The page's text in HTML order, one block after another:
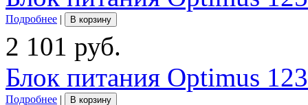
Подробнее | В корзину
2 101 руб.
Блок питания Optimus
Подробнее | В корзину